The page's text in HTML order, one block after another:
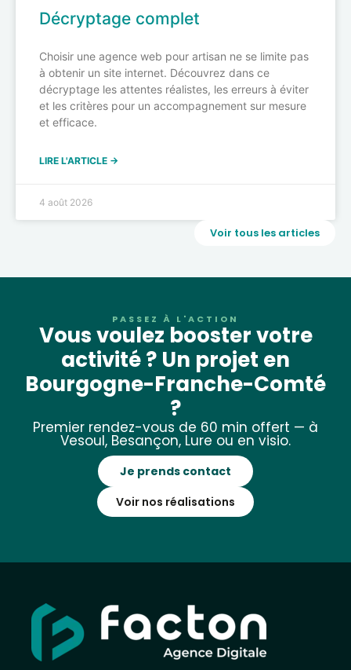
Décryptage complet
Choisir une agence web pour artisan ne se limite pas
à obtenir un site internet. Découvrez dans ce
décryptage les attentes réalistes, les erreurs à éviter
et les critères pour un accompagnement sur mesure
et efficace.
LIRE L'ARTICLE →
4 août 2026
Voir tous les articles
PASSEZ À L'ACTION
Vous voulez booster votre
activité ? Un projet en
Bourgogne-Franche-Comté
?
Premier rendez-vous de 60 min offert — à
Vesoul, Besançon, Lure ou en visio.
Je prends contact
Voir nos réalisations